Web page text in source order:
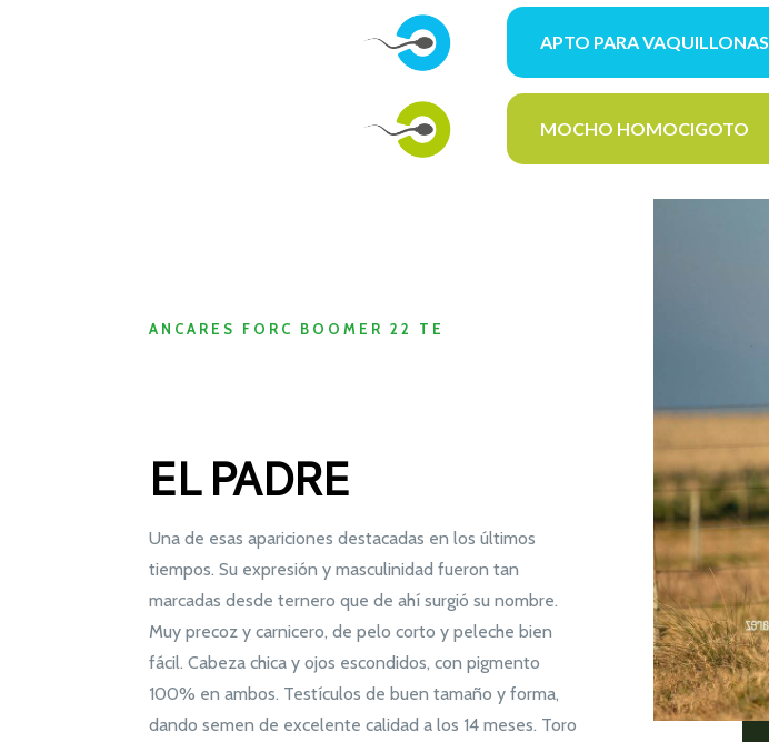
APTO PARA VAQUILLONAS
MOCHO HOMOCIGOTO
ANCARES FORC BOOMER 22 TE
EL PADRE
Una de esas apariciones destacadas en los últimos
tiempos. Su expresión y masculinidad fueron tan
marcadas desde ternero que de ahí surgió su nombre.
Muy precoz y carnicero, de pelo corto y peleche bien
fácil. Cabeza chica y ojos escondidos, con pigmento
100% en ambos. Testículos de buen tamaño y forma,
dando semen de excelente calidad a los 14 meses. Toro